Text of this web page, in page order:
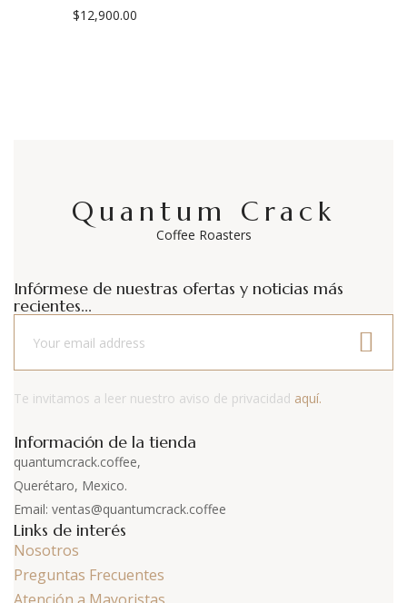
$12,900.00
Quantum Crack
Coffee Roasters
Infórmese de nuestras ofertas y noticias más
recientes...
Te invitamos a leer nuestro aviso de privacidad aquí.
Información de la tienda
quantumcrack.coffee,
Querétaro, Mexico.
Email: ventas@quantumcrack.coffee
Links de interés
Nosotros
Preguntas Frecuentes